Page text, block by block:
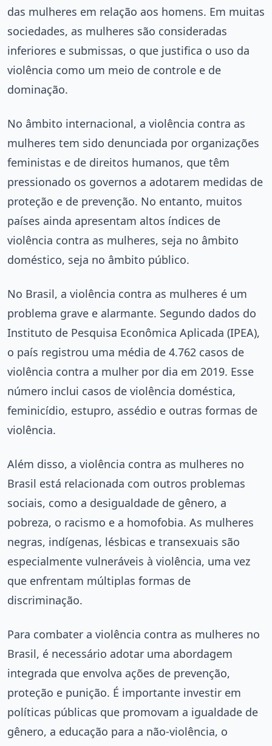
das mulheres em relação aos homens. Em muitas
sociedades, as mulheres são consideradas
inferiores e submissas, o que justifica o uso da
violência como um meio de controle e de
dominação.
No âmbito internacional, a violência contra as
mulheres tem sido denunciada por organizações
feministas e de direitos humanos, que têm
pressionado os governos a adotarem medidas de
proteção e de prevenção. No entanto, muitos
países ainda apresentam altos índices de
violência contra as mulheres, seja no âmbito
doméstico, seja no âmbito público.
No Brasil, a violência contra as mulheres é um
problema grave e alarmante. Segundo dados do
Instituto de Pesquisa Econômica Aplicada (IPEA),
o país registrou uma média de 4.762 casos de
violência contra a mulher por dia em 2019. Esse
número inclui casos de violência doméstica,
feminicídio, estupro, assédio e outras formas de
violência.
Além disso, a violência contra as mulheres no
Brasil está relacionada com outros problemas
sociais, como a desigualdade de gênero, a
pobreza, o racismo e a homofobia. As mulheres
negras, indígenas, lésbicas e transexuais são
especialmente vulneráveis à violência, uma vez
que enfrentam múltiplas formas de
discriminação.
Para combater a violência contra as mulheres no
Brasil, é necessário adotar uma abordagem
integrada que envolva ações de prevenção,
proteção e punição. É importante investir em
políticas públicas que promovam a igualdade de
gênero, a educação para a não-violência, o